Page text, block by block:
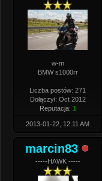
w-m
BMW s1000rr
Liczba postów: 271
Dołączył: Oct 2012
Reputacja: 1
2013-01-22, 12:11 AM
marcin83
-----HAWK -----